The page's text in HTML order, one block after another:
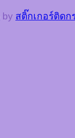
by สติ๊กเกอร์ติดก